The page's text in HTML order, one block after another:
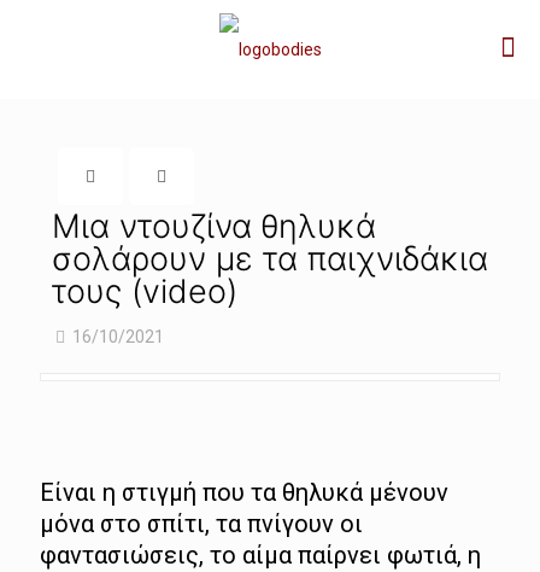
Μια ντουζίνα θηλυκά
σολάρουν με τα παιχνιδάκια
τους (video)
16/10/2021
Είναι η στιγμή που τα θηλυκά μένουν
μόνα στο σπίτι, τα πνίγουν οι
φαντασιώσεις, το αίμα παίρνει φωτιά, η